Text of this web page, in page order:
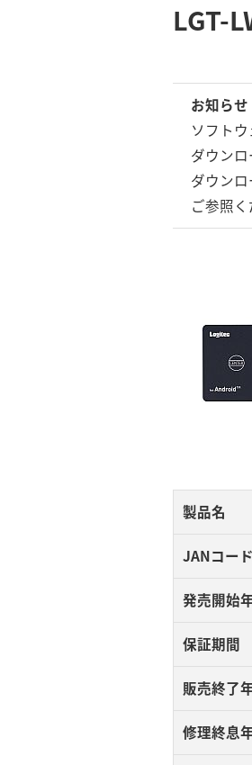
LGT-
お知らせ
ソフト
ダウン
ダウン
ご参照く
製品名
JANコード
発売開始
保証期間
販売終了
修理終息